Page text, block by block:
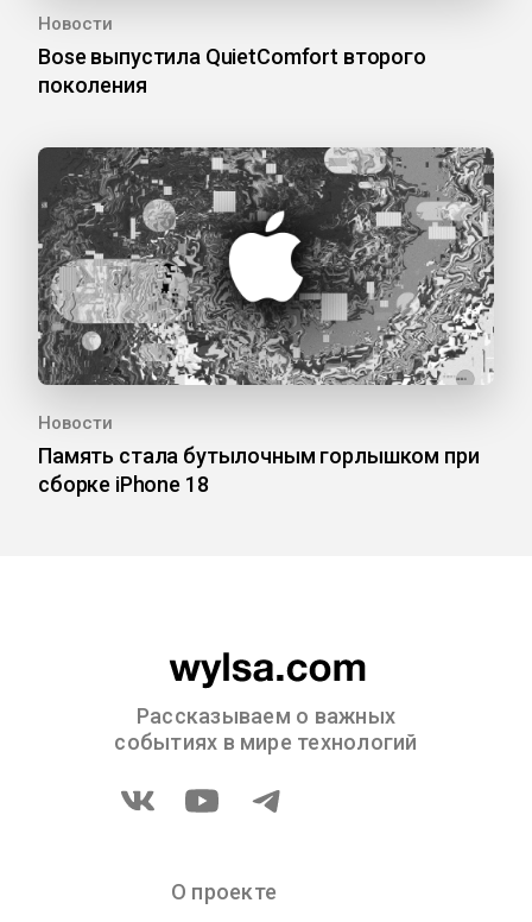
Новости
Bose выпустила QuietComfort второго
поколения
Новости
Память стала бутылочным горлышком при
сборке iPhone 18
Рассказываем о важных
событиях в мире технологий
О проекте